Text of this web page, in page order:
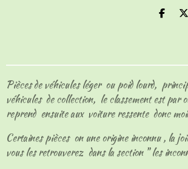
P
g
r
P
g
r
Pièces de véhicules léger ou poid lourd,
véhicules de collection, le classement est par
reprend ensuite aux voiture ressente donc
Certaines pièces on une origine inconnu , la
vous les retrouverez dans la section " les